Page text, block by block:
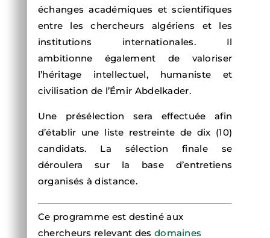
échanges académiques et scientifiques
entre les chercheurs algériens et les
institutions internationales. Il
ambitionne également de valoriser
l’héritage intellectuel, humaniste et
civilisation de l’Émir Abdelkader.
Une présélection sera effectuée afin
d’établir une liste restreinte de dix (10)
candidats. La sélection finale se
déroulera sur la base d’entretiens
organisés à distance.
Ce programme est destiné aux
chercheurs relevant des domaines